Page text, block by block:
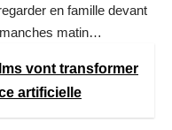
en famille devant
matin…
vont transformer
artificielle